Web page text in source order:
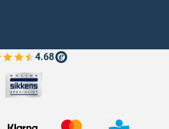
4.68
de verfplaza beoordelingen